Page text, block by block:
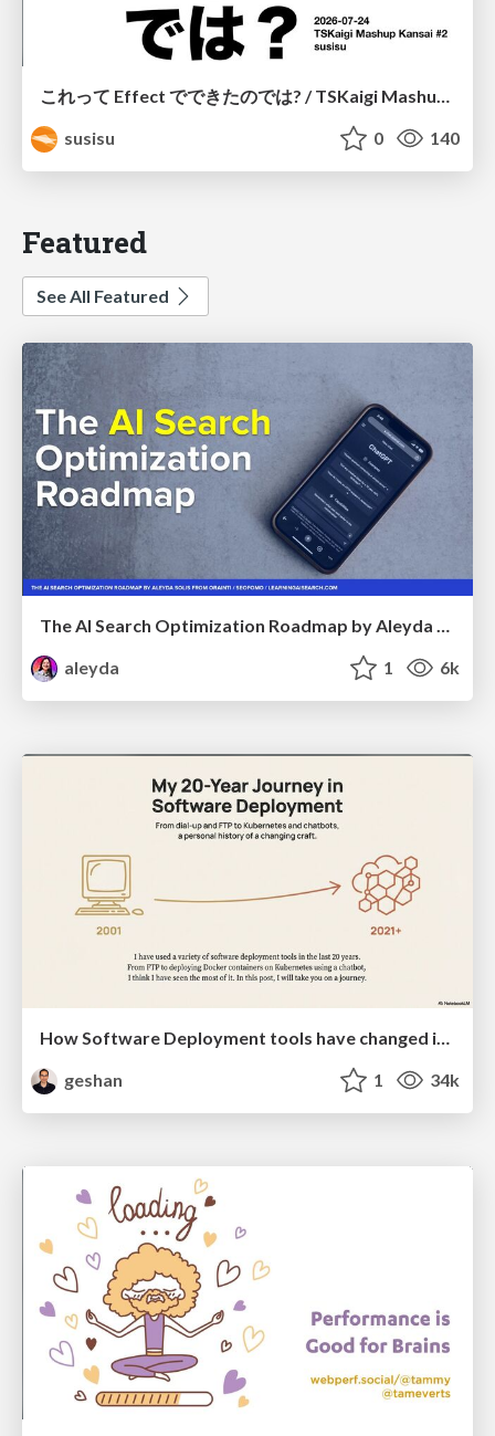
これって Effect でできたのでは? / TSKaigi Mashup Kansai #2
susisu
0 140
Featured
See All Featured
The AI Search Optimization Roadmap by Aleyda Solis
aleyda
1 6k
How Software Deployment tools have changed in the past 20 years
geshan
1 34k